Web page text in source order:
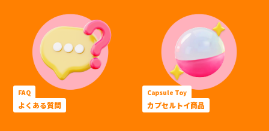
FAQ
よくある質問
Capsule Toy
カプセルトイ商品